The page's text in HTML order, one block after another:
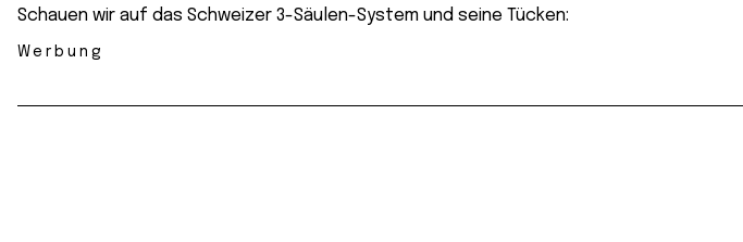
Schauen wir auf das Schweizer 3-Säulen-System und seine Tücken:
Werbung